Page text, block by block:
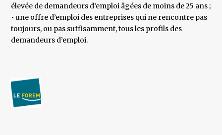
élevée de demandeurs d’emploi âgées de moins de 25 ans ;
• une offre d’emploi des entreprises qui ne rencontre pas
toujours, ou pas suffisamment, tous les profils des
demandeurs d’emploi.